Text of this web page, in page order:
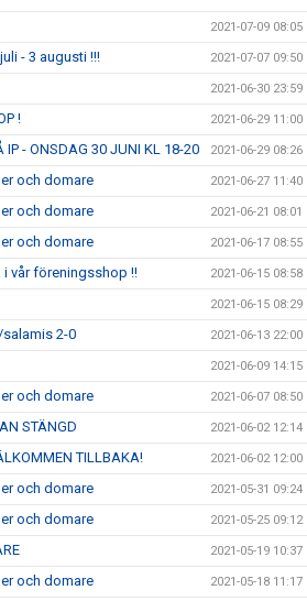
2021-07-09 08:05
- 3 augusti !!! 2021-07-07 09:50
2021-06-30 23:59
! 2021-06-29 11:00
IP - ONSDAG 30 JUNI KL 18-20 2021-06-29 08:26
och domare 2021-06-27 11:40
och domare 2021-06-21 08:01
och domare 2021-06-17 08:55
vår föreningsshop !! 2021-06-15 08:58
2021-06-15 08:29
2-0 2021-06-13 22:00
2021-06-09 14:15
och domare 2021-06-07 08:50
STÄNGD 2021-06-02 12:14
TILLBAKA! 2021-06-02 12:00
och domare 2021-05-31 09:24
och domare 2021-05-25 09:12
2021-05-19 10:37
och domare 2021-05-18 11:17